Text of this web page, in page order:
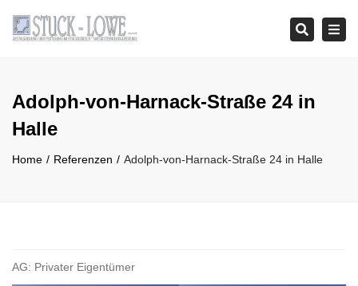
Search
Adolph-von-Harnack-Straße 24 in
Halle
Home Referenzen Adolph-von-Harnack-Straße 24 in Halle
AG: Privater Eigentümer